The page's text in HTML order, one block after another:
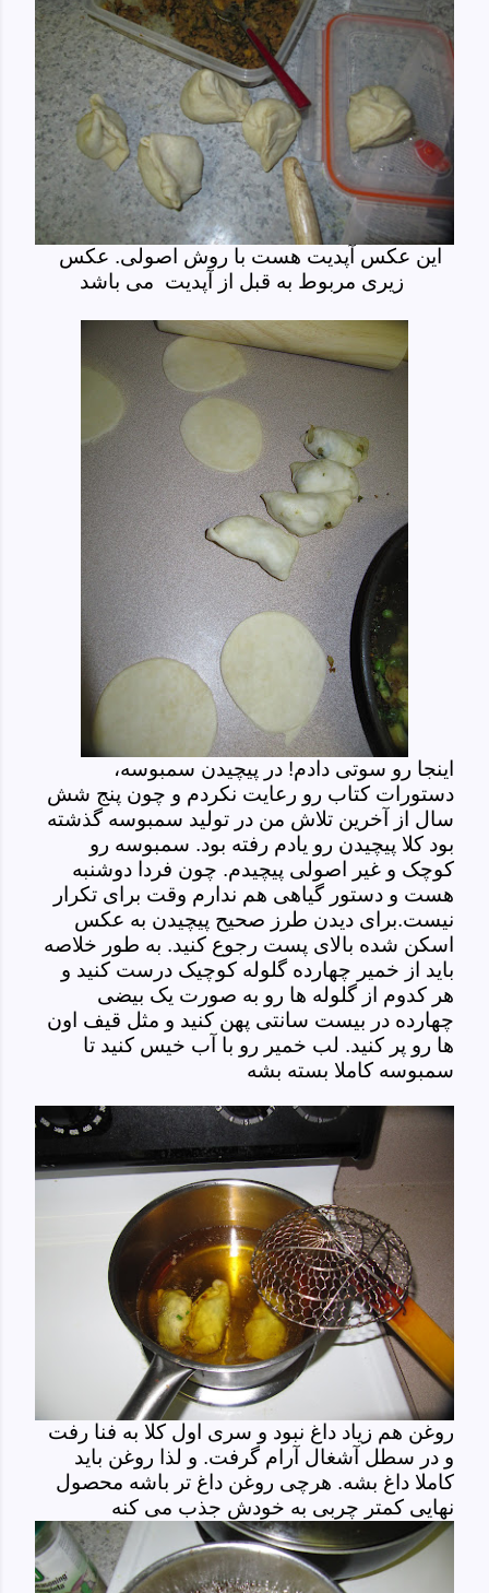
اینجا رو سوتی دادم! در پیچیدن سمبوسه،
دستورات کتاب رو رعایت نکردم و چون پنج شش
سال از آخرین تلاش من در تولید سمبوسه گذشته
بود کلا پیچیدن رو یادم رفته بود. سمبوسه رو
کوچک و غیر اصولی پیچیدم. چون فردا دوشنبه
هست و دستور گیاهی هم ندارم وقت برای تکرار
نیست.برای دیدن طرز صحیح پیچیدن به عکس
اسکن شده بالای پست رجوع کنید. به طور خلاصه
باید از خمیر چهارده گلوله کوچیک درست کنید و
هر کدوم از گلوله ها رو به صورت یک بیضی
چهارده در بیست سانتی پهن کنید و مثل قیف اون
ها رو پر کنید. لب خمیر رو با آب خیس کنید تا
سمبوسه کاملا بسته بشه
روغن هم زیاد داغ نبود و سری اول کلا به فنا رفت
و در سطل آشغال آرام گرفت. و لذا روغن باید
کاملا داغ بشه. هرچی روغن داغ تر باشه محصول
نهایی کمتر چربی به خودش جذب می کنه